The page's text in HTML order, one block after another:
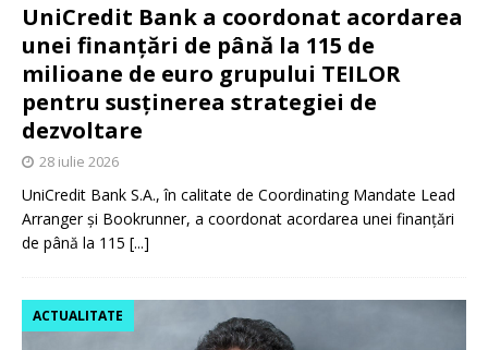
UniCredit Bank a coordonat acordarea
unei finanțări de până la 115 de
milioane de euro grupului TEILOR
pentru susținerea strategiei de
dezvoltare
28 iulie 2026
UniCredit Bank S.A., în calitate de Coordinating Mandate Lead
Arranger și Bookrunner, a coordonat acordarea unei finanțări
de până la 115 [...]
ACTUALITATE